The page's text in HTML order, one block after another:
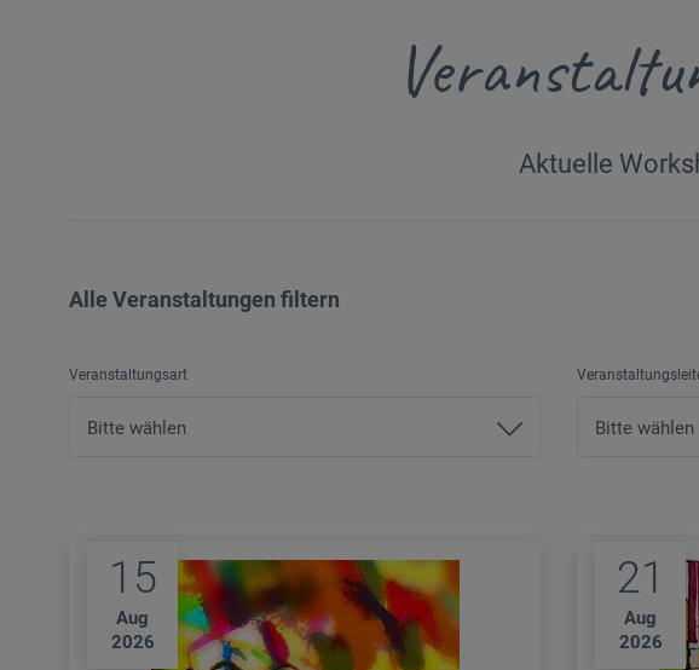
Aktuelle
Alle Veranstaltungen filtern
Veranstaltungsart
15
Aug
2026
21
Aug
2026